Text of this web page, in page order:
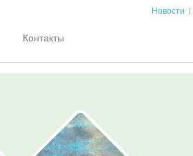
Новости
Контакты